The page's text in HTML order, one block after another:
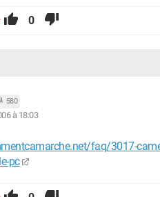
0
580
à 18:03
faq/3017-
pc